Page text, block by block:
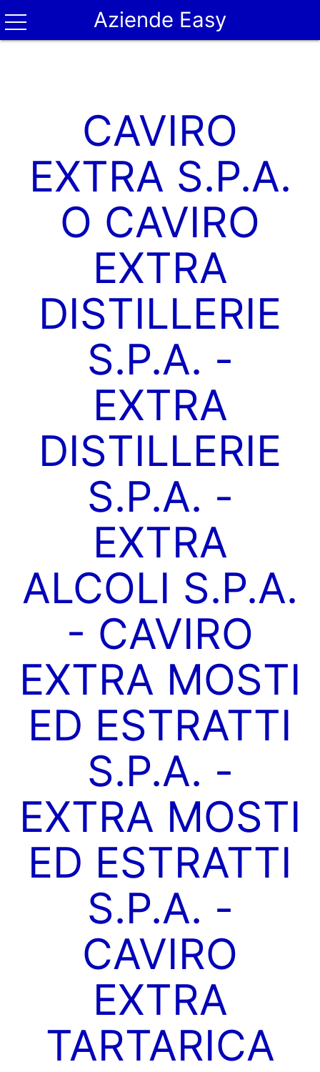
Aziende Easy
CAVIRO
EXTRA S.P.A.
O CAVIRO
EXTRA
DISTILLERIE
S.P.A. -
EXTRA
DISTILLERIE
S.P.A. -
EXTRA
ALCOLI S.P.A.
- CAVIRO
EXTRA MOSTI
ED ESTRATTI
S.P.A. -
EXTRA MOSTI
ED ESTRATTI
S.P.A. -
CAVIRO
EXTRA
TARTARICA